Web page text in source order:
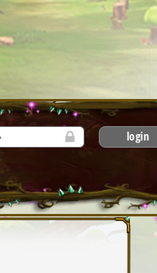
login